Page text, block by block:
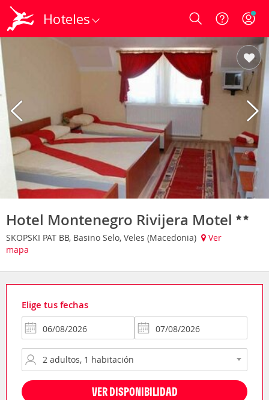
Hoteles Login
Hotel Montenegro Rivijera Motel
SKOPSKI PAT BB, Basino Selo, Veles (Macedonia)
Ver
mapa
Elige tus fechas
VER DISPONIBILIDAD